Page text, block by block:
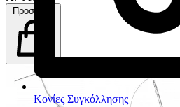
Κονίες Συγκόλλησης
Προσθήκη